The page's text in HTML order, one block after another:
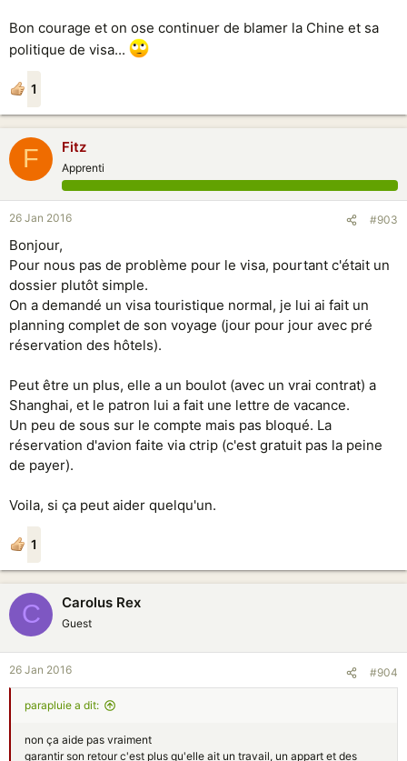
Bon courage et on ose continuer de blamer la Chine et sa
politique de visa...
1
F Fitz
Apprenti
26 Jan 2016 #903
Bonjour,
Pour nous pas de problème pour le visa, pourtant c'était un
dossier plutôt simple.
On a demandé un visa touristique normal, je lui ai fait un
planning complet de son voyage (jour pour jour avec pré
réservation des hôtels).
Peut être un plus, elle a un boulot (avec un vrai contrat) a
Shanghai, et le patron lui a fait une lettre de vacance.
Un peu de sous sur le compte mais pas bloqué. La
réservation d'avion faite via ctrip (c'est gratuit pas la peine
de payer).
Voila, si ça peut aider quelqu'un.
1
C Carolus Rex
Guest
26 Jan 2016 #904
parapluie a dit:
non ça aide pas vraiment
garantir son retour c'est plus qu'elle ait un travail, un appart et des